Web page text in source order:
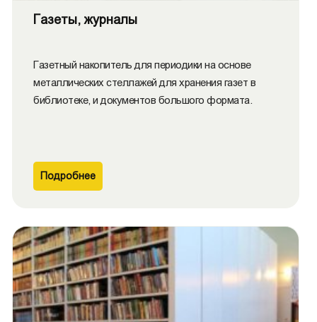
Газеты, журналы
Газетный накопитель для периодики на основе
металлических стеллажей для хранения газет в
библиотеке, и документов большого формата.
Подробнее